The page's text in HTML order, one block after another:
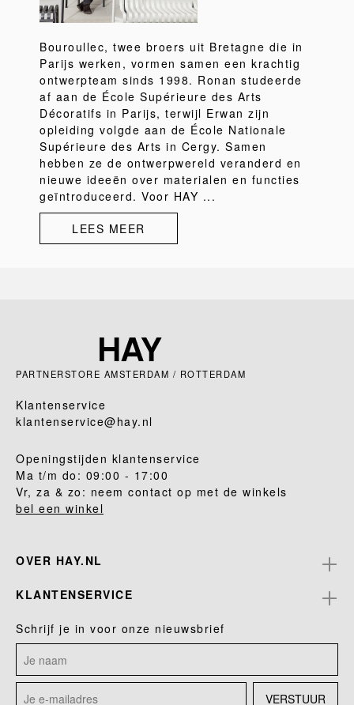
Bouroullec, twee broers uit Bretagne die in
Parijs werken, vormen samen een krachtig
ontwerpteam sinds 1998. Ronan studeerde
af aan de École Supérieure des Arts
Décoratifs in Parijs, terwijl Erwan zijn
opleiding volgde aan de École Nationale
Supérieure des Arts in Cergy. Samen
hebben ze de ontwerpwereld veranderd en
nieuwe ideeën over materialen en functies
geïntroduceerd. Voor HAY ...
LEES MEER
PARTNERSTORE AMSTERDAM / ROTTERDAM
Klantenservice
klantenservice@hay.nl
Openingstijden klantenservice
Ma t/m do: 09:00 - 17:00
Vr, za & zo: neem contact op met de winkels
bel een winkel
OVER HAY.NL
KLANTENSERVICE
Schrijf je in voor onze nieuwsbrief
VERSTUUR